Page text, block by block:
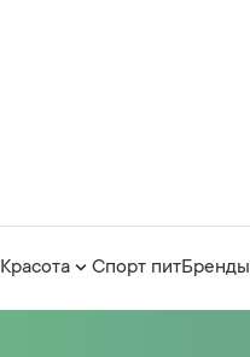
Красота Спорт питБренды